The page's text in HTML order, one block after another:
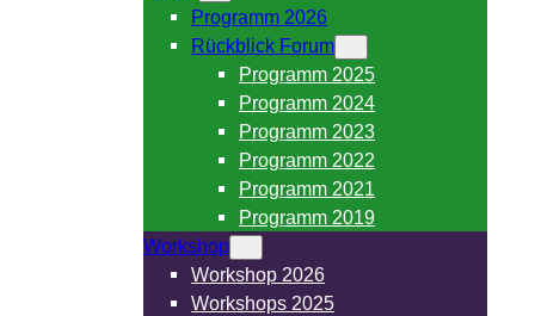
Programm 2026
Rückblick Forum
Programm 2025
Programm 2024
Programm 2023
Programm 2022
Programm 2021
Programm 2019
Workshop
Workshop 2026
Workshops 2025